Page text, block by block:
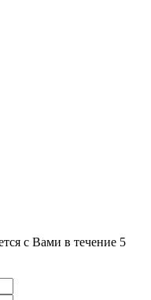
с Вами в течение 5